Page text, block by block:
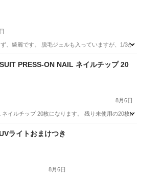
、綺麗です。 脱毛ジェルも入っていますが、1/3か
PRESS-ON NAIL ネイルチップ 20
8月6日
イルチップ 20枚になります。 残り未使用の20枚
ネイル
ライトおまけつき
8月6日